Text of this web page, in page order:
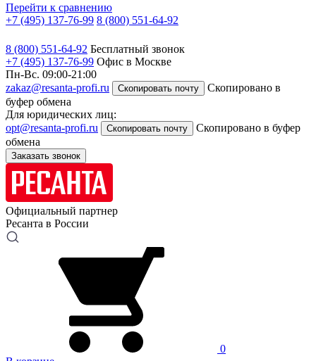
Перейти к сравнению
+7 (495) 137-76-99 8 (800) 551-64-92
8 (800) 551-64-92 Бесплатный звонок
+7 (495) 137-76-99 Офис в Москве
Пн-Вс. 09:00-21:00
zakaz@resanta-profi.ru
Скопировать почту
Скопировано в
буфер обмена
Для юридических лиц:
opt@resanta-profi.ru
Скопировать почту
Скопировано в буфер
обмена
Заказать звонок
Официальный партнер
Ресанта в России
0